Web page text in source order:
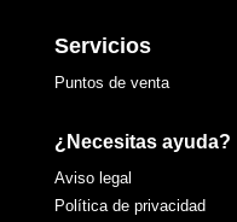
Servicios
Puntos de venta
¿Necesitas ayuda?
Aviso legal
Política de privacidad